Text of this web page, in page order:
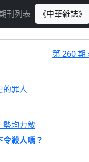
刊列表 《中華雜誌》
第 260 期
的罪人
勢均力敵
殺人嗎？